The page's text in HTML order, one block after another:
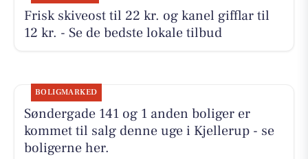
Frisk skiveost til 22 kr. og kanel gifflar til
12 kr. - Se de bedste lokale tilbud
BOLIGMARKED
Søndergade 141 og 1 anden boliger er
kommet til salg denne uge i Kjellerup - se
boligerne her.